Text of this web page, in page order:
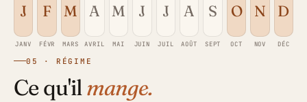
J
JANV
F
FÉVR
M
MARS
A
AVRIL
M
MAI
J
JUIN
J
JUIL
A
AOÛT
S
SEPT
O
OCT
N
NOV
D
DÉC
05 · RÉGIME
Ce qu'il mange.